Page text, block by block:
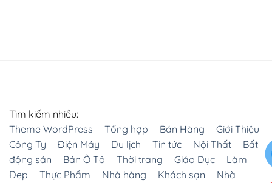
Tìm kiếm nhiều:
Theme WordPress
Tổng hợp Bán Hàng
Giới Thiệu
Công Ty
Điện Máy Du lịch Tin tức Nội Thất
Bất
động sản
Bán Ô Tô Thời trang Giáo Dục
Làm
Đẹp
Thực Phẩm Nhà hàng Khách sạn
Nhà